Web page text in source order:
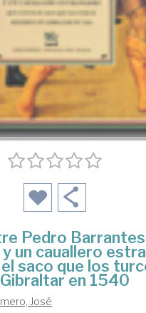
Pedro Barrantes
un cauallero
saco que los
en 1540
José